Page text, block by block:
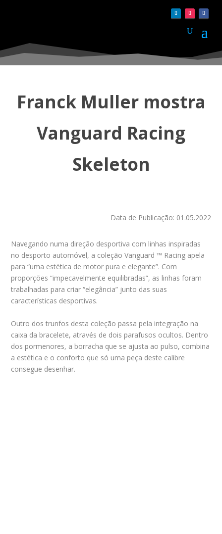
Franck Muller mostra
Vanguard Racing
Skeleton
Data de Publicação: 01.05.2022
Navegando numa direção desportiva com linhas inspiradas
no desporto automóvel, a coleção Vanguard ™ Racing apela
para “uma estética de motor pura e elegante”. Com
proporções “impecavelmente equilibradas”, as linhas foram
trabalhadas para criar “elegância” junto das suas
características desportivas.
Outro dos trunfos desta coleção passa pela integração na
caixa da bracelete, através de dois parafusos ocultos. Dentro
dos pormenores, a borracha que se ajusta ao pulso, combina
a estética e o conforto que só uma peça deste calibre
consegue desenhar.